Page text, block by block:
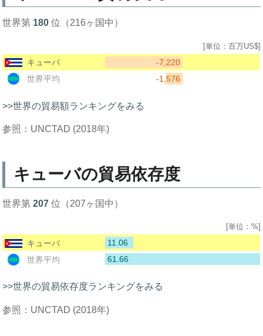
世界第 180 位（216ヶ国中）
[単位：百万US$]
キューバ
-7,220
世界平均
-1,576
>>世界の貿易額ランキングをみる
参照：UNCTAD (2018年)
キューバの貿易依存度
世界第207 位（207ヶ国中）
[単位：%]
キューバ
11.06
世界平均
61.66
>>世界の貿易依存度ランキングをみる
参照：UNCTAD (2018年)